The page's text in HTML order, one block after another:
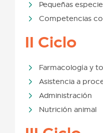
Pequeñas
Competencias
II Ciclo
Farmacología y
Asistencia a
Administración
Nutrición animal